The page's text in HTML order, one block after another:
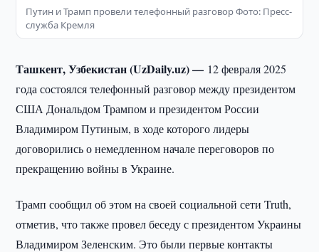
Путин и Трамп провели телефонный разговор Фото: Пресс-
служба Кремля
Ташкент, Узбекистан (UzDaily.uz) — 12 февраля 2025
года состоялся телефонный разговор между президентом
США Дональдом Трампом и президентом России
Владимиром Путиным, в ходе которого лидеры
договорились о немедленном начале переговоров по
прекращению войны в Украине.
Трамп сообщил об этом на своей социальной сети Truth,
отметив, что также провел беседу с президентом Украины
Владимиром Зеленским. Это были первые контакты